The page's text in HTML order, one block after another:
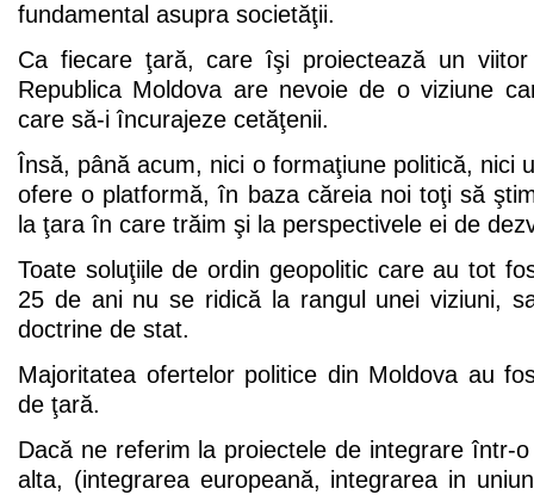
fundamental asupra societăţii.
Ca fiecare ţară, care îşi proiectează un
Republica Moldova are nevoie de o viziune
care să-i încurajeze cetăţenii.
Însă, până acum, nici o formaţiune politică, nici
ofere o platformă, în baza căreia noi toţi să
la ţara în care trăim şi la perspectivele ei de
Toate soluţiile de ordin geopolitic care au tot
25 de ani nu se ridică la rangul unei viziuni,
doctrine de stat.
Majoritatea ofertelor politice din Moldova au
de ţară.
Dacă ne referim la proiectele de integrare într-
alta, (integrarea europeană, integrarea in